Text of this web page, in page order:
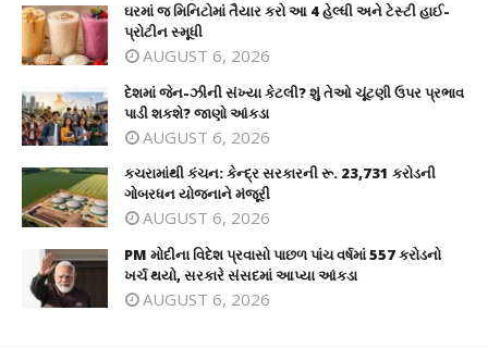
ઘરમાં જ મિનિટોમાં તૈયાર કરો આ 4 હેલ્ધી અને ટેસ્ટી હાઈ-
પ્રોટીન સ્મૂધી
AUGUST 6, 2026
દેશમાં જેન-ઝીની સંખ્યા કેટલી? શું તેઓ ચૂંટણી ઉપર પ્રભાવ
પાડી શકશે? જાણો આંકડા
AUGUST 6, 2026
કચરામાંથી કંચન: કેન્દ્ર સરકારની રૂ. 23,731 કરોડની
ગોબરધન યોજનાને મંજૂરી
AUGUST 6, 2026
PM મોદીના વિદેશ પ્રવાસો પાછળ પાંચ વર્ષમાં 557 કરોડનો
ખર્ચ થયો, સરકારે સંસદમાં આપ્યા આંકડા
AUGUST 6, 2026